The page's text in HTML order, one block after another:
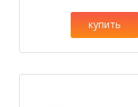
купить